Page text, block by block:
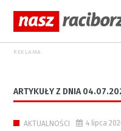
REKLAMA
ARTYKUŁY Z DNIA
AKTUALNOŚCI 4 lipca